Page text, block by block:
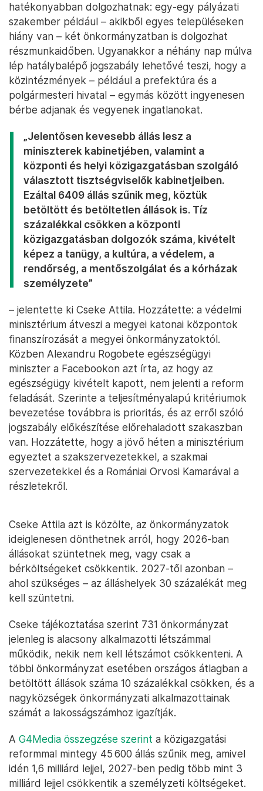
hatékonyabban dolgozhatnak: egy-egy pályázati
szakember például – akikből egyes településeken
hiány van – két önkormányzatban is dolgozhat
részmunkaidőben. Ugyanakkor a néhány nap múlva
lép hatálybalépő jogszabály lehetővé teszi, hogy a
közintézmények – például a prefektúra és a
polgármesteri hivatal – egymás között ingyenesen
bérbe adjanak és vegyenek ingatlanokat.
„Jelentősen kevesebb állás lesz a
miniszterek kabinetjében, valamint a
központi és helyi közigazgatásban szolgáló
választott tisztségviselők kabinetjeiben.
Ezáltal 6409 állás szűnik meg, köztük
betöltött és betöltetlen állások is. Tíz
százalékkal csökken a központi
közigazgatásban dolgozók száma, kivételt
képez a tanügy, a kultúra, a védelem, a
rendőrség, a mentőszolgálat és a kórházak
személyzete”
– jelentette ki Cseke Attila. Hozzátette: a védelmi
minisztérium átveszi a megyei katonai központok
finanszírozását a megyei önkormányzatoktól.
Közben Alexandru Rogobete egészségügyi
miniszter a Facebookon azt írta, az hogy az
egészségügy kivételt kapott, nem jelenti a reform
feladását. Szerinte a teljesítményalapú kritériumok
bevezetése továbbra is prioritás, és az erről szóló
jogszabály előkészítése előrehaladott szakaszban
van. Hozzátette, hogy a jövő héten a minisztérium
egyeztet a szakszervezetekkel, a szakmai
szervezetekkel és a Romániai Orvosi Kamarával a
részletekről.
Cseke Attila azt is közölte, az önkormányzatok
ideiglenesen dönthetnek arról, hogy 2026-ban
állásokat szüntetnek meg, vagy csak a
bérköltségeket csökkentik. 2027-től azonban –
ahol szükséges – az álláshelyek 30 százalékát meg
kell szüntetni.
Cseke tájékoztatása szerint 731 önkormányzat
jelenleg is alacsony alkalmazotti létszámmal
működik, nekik nem kell létszámot csökkenteni. A
többi önkormányzat esetében országos átlagban a
betöltött állások száma 10 százalékkal csökken, és a
nagyközségek önkormányzati alkalmazottainak
számát a lakosságszámhoz igazítják.
A G4Media összegzése szerint a közigazgatási
reformmal mintegy 45 600 állás szűnik meg, amivel
idén 1,6 milliárd lejjel, 2027-ben pedig több mint 3
milliárd lejjel csökkentik a személyzeti költségeket.